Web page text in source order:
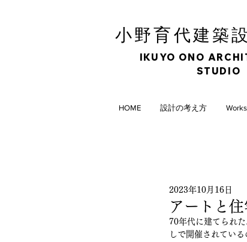
小野育代建築
IKUYO ONO
STUDIO
HOME 設計の考え方
アートと
2023年10月16日
70年代に建てられた
しで開催されている